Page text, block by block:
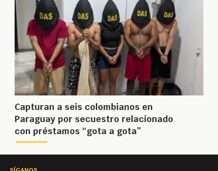
Capturan a seis colombianos en
Paraguay por secuestro relacionado
con préstamos “gota a gota”